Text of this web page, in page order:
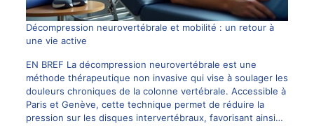
Décompression neurovertébrale et mobilité : un retour à
une vie active
EN BREF La décompression neurovertébrale est une
méthode thérapeutique non invasive qui vise à soulager les
douleurs chroniques de la colonne vertébrale. Accessible à
Paris et Genève, cette technique permet de réduire la
pression sur les disques intervertébraux, favorisant ainsi…